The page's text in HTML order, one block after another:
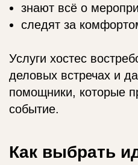
знают всё о
следят за
Услуги хостес
деловых встречах и
помощники, которые
событие.
Как выбрать